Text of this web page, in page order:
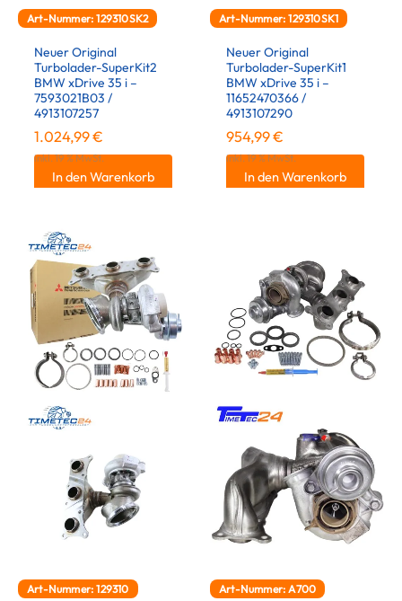
Art-Nummer: 129310SK2
Neuer Original
Turbolader-SuperKit2
BMW xDrive 35 i –
7593021B03 /
4913107257
1.024,99€
inkl. 19 % MwSt.
In den Warenkorb
Art-Nummer: 129310SK1
Neuer Original
Turbolader-SuperKit1
BMW xDrive 35 i –
11652470366 /
4913107290
954,99€
inkl. 19 % MwSt.
In den Warenkorb
Art-Nummer: 129310 Art-Nummer: A700